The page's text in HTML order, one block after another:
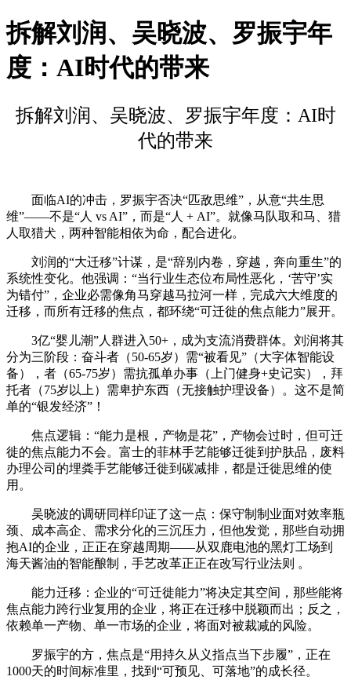
拆解刘润、吴晓波、罗振宇年
度：AI时代的带来
拆解刘润、吴晓波、罗振宇年度：AI时
代的带来
面临AI的冲击，罗振宇否决“匹敌思维”，从意“共生思
维”——不是“人 vs AI”，而是“人 + AI”。就像马队取和马、猎
人取猎犬，两种智能相依为命，配合进化。
刘润的“大迁移”计谋，是“辞别内卷，穿越，奔向重生”的
系统性变化。他强调：“当行业生态位布局性恶化，‘苦守’实
为错付”，企业必需像角马穿越马拉河一样，完成六大维度的
迁移，而所有迁移的焦点，都环绕“可迁徙的焦点能力”展开。
3亿“婴儿潮”人群进入50+，成为支流消费群体。刘润将其
分为三阶段：奋斗者（50-65岁）需“被看见”（大字体智能设
备），者（65-75岁）需抗孤单办事（上门健身+史记实），拜
托者（75岁以上）需卑护东西（无接触护理设备）。这不是简
单的“银发经济”！
焦点逻辑：“能力是根，产物是花”，产物会过时，但可迁
徙的焦点能力不会。富士的菲林手艺能够迁徙到护肤品，废料
办理公司的埋粪手艺能够迁徙到碳减排，都是迁徙思维的使
用。
吴晓波的调研同样印证了这一点：保守制制业面对效率瓶
颈、成本高企、需求分化的三沉压力，但他发觉，那些自动拥
抱AI的企业，正正在穿越周期——从双鹿电池的黑灯工场到
海天酱油的智能酿制，手艺改革正正在改写行业法则 。
能力迁移：企业的“可迁徙能力”将决定其空间，那些能将
焦点能力跨行业复用的企业，将正在迁移中脱颖而出；反之，
依赖单一产物、单一市场的企业，将面对被裁减的风险。
罗振宇的方，焦点是“用持久从义指点当下步履”，正在
1000天的时间标准里，找到“可预见、可落地”的成长径。